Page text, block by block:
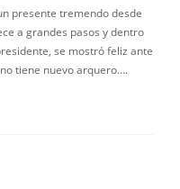
presente tremendo desde
a grandes pasos y dentro
se mostró feliz ante
tiene nuevo arquero….